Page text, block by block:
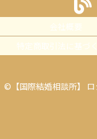
会社概要
特定商取引法に基づ
©【国際結婚相談所】